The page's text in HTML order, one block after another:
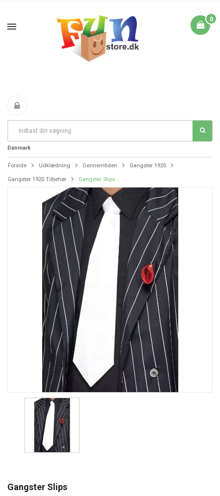
0
Fri Fragt fra 199 i
Danmark
DAG TIL DAG LEVERING
Forside Udklædning Gennemtiden Gangster 1920
Gangster 1920 Tilbehør Gangster Slips
Gangster Slips